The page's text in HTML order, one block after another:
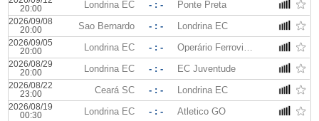
20:00
Londrina EC - : - Ponte Preta
2026/09/08
20:00
Sao Bernardo - : - Londrina EC
2026/09/05
20:00
Londrina EC - : - Operário Ferroviário
2026/08/29
20:00
Londrina EC - : - EC Juventude
2026/08/22
23:00
Ceará SC - : - Londrina EC
2026/08/19
00:30
Londrina EC - : - Atletico GO